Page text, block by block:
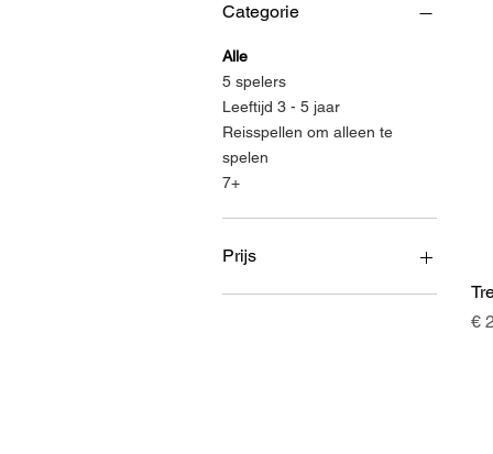
Categorie
Alle
5 spelers
Leeftijd 3 - 5 jaar
Reisspellen om alleen te
spelen
7+
Prijs
€